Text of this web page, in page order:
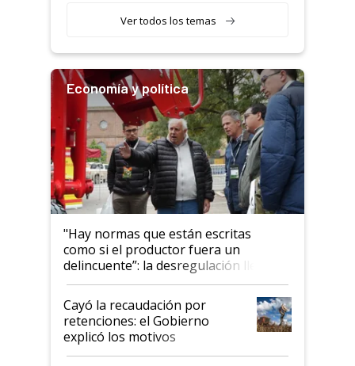
Ver todos los temas
Economía y política
"Hay normas que están escritas
como si el productor fuera un
delincuente”: la desregulación llegó
al Congreso Aapresid y hasta se
habló del financiamiento al IPCVA
Cayó la recaudación por
retenciones: el Gobierno
explicó los motivos